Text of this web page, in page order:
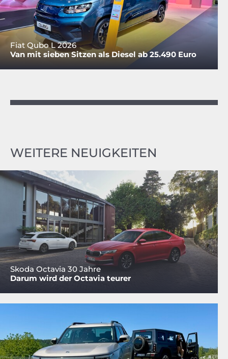
Fiat Qubo L 2026
Van mit sieben Sitzen als Diesel ab 25.490 Euro
WEITERE NEUIGKEITEN
Skoda Octavia 30 Jahre
Darum wird der Octavia teurer